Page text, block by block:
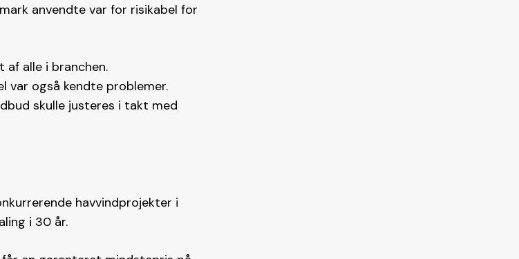
anvendte var for risikabel for
alle i branchen.
var også kendte problemer.
skulle justeres i takt med
havvindprojekter i
i 30 år.